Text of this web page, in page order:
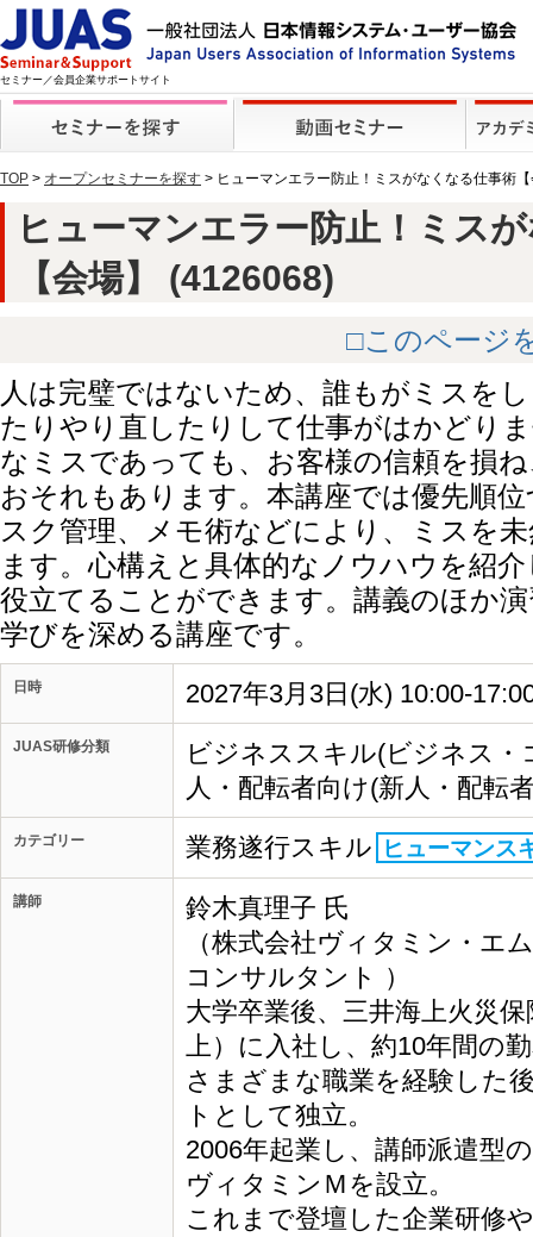
セミナー／会員企業サポートサイト
TOP > オープンセミナーを探す > ヒューマンエラー防止！ミスがなくなる仕事術
ヒューマンエラー防止！ミス
【会場】 (4126068)
□このページ
人は完璧ではないため、誰もがミスを
たりやり直したりして仕事がはかどり
なミスであっても、お客様の信頼を損
おそれもあります。本講座では優先順
スク管理、メモ術などにより、ミスを
ます。心構えと具体的なノウハウを紹
役立てることができます。講義のほか
学びを深める講座です。
日時 2027年3月3日(水) 10:00-
JUAS研修分類
ビジネススキル(ビジネス
人・配転者向け(新人・配転
カテゴリー 業務遂行スキル ヒューマンス
講師
鈴木真理子 氏
（株式会社ヴィタミン・
コンサルタント ）
大学卒業後、三井海上火災
上）に入社し、約10年間の
さまざまな職業を経験した
トとして独立。
2006年起業し、講師派遣型
ヴィタミンＭを設立。
これまで登壇した企業研修